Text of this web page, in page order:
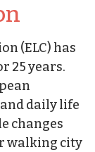
(ELC) has
25 years.
daily life
changes
walking city